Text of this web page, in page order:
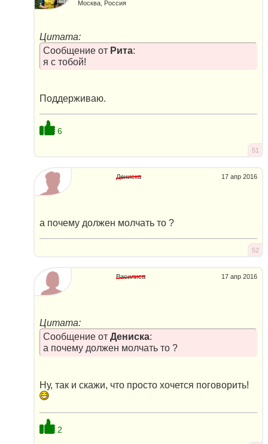
Москва, Россия
Цитата:
Сообщение от Рита:
я с тобой!
Поддерживаю.
6
51
17 апр 2016
Дениска
а почему должен молчать то ?
52
17 апр 2016
Василиса
Цитата:
Сообщение от Дениска:
а почему должен молчать то ?
Ну, так и скажи, что просто хочется поговорить!
2